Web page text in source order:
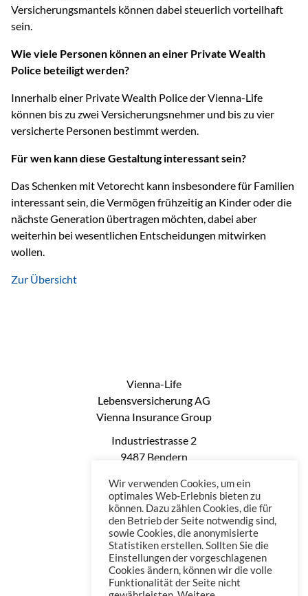
Versicherungsmantels können dabei steuerlich vorteilhaft
sein.
Wie viele Personen können an einer Private Wealth
Police beteiligt werden?
Innerhalb einer Private Wealth Police der Vienna-Life
können bis zu zwei Versicherungsnehmer und bis zu vier
versicherte Personen bestimmt werden.
Für wen kann diese Gestaltung interessant sein?
Das Schenken mit Vetorecht kann insbesondere für Familien
interessant sein, die Vermögen frühzeitig an Kinder oder die
nächste Generation übertragen möchten, dabei aber
weiterhin bei wesentlichen Entscheidungen mitwirken
wollen.
Zur Übersicht
Vienna-Life
Lebensversicherung AG
Vienna Insurance Group
Industriestrasse 2
9487 Bendern
Phone: +423 235 0660
Telefax: +423 235 0669
Mail: office@vienna-life.li
Wir verwenden Cookies, um ein
optimales Web-Erlebnis bieten zu
können. Dazu zählen Cookies, die für
den Betrieb der Seite notwendig sind,
sowie Cookies, die anonymisierte
Statistiken erstellen. Sollten Sie die
Einstellungen der vorgeschlagenen
Cookies ändern, können wir die volle
Funktionalität der Seite nicht